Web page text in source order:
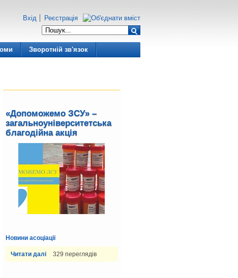
Вхід Реєстрація
Зворотній зв'язок
«Допоможемо ЗСУ» –
загальноуніверситетська
благодійна акція
Новини асоціації
Читати далі 329 переглядів